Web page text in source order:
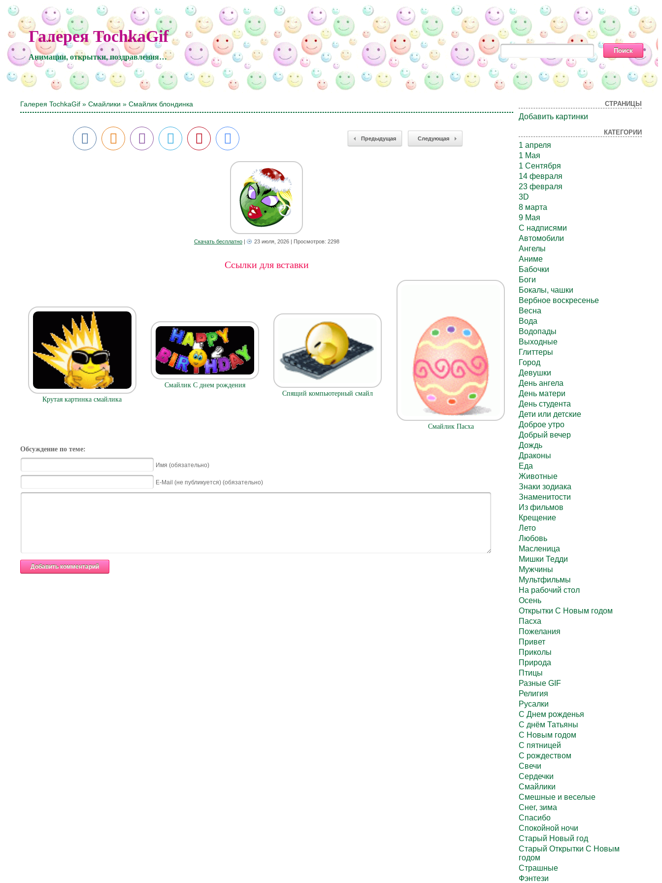
Галерея TochkaGif
Анимации, открытки, поздравления…
Галерея TochkaGif »Смайлики » Смайлик блондинка
Предыдущая Следующая
Скачать бесплатно| 23 июля, 2026| Просмотров: 2298
Ссылки для вставки
Крутая картинка смайлика
Смайлик С днем рождения
Спящий компьютерный смайл
Смайлик Пасха
Обсуждение по теме:
Имя (обязательно)
E-Mail (не публикуется) (обязательно)
СТРАНИЦЫ
Добавить картинки
КАТЕГОРИИ
1 апреля
1 Мая
1 Сентября
14 февраля
23 февраля
3D
8 марта
9 Мая
C надписями
Автомобили
Ангелы
Аниме
Бабочки
Боги
Бокалы, чашки
Вербное воскресенье
Весна
Вода
Водопады
Выходные
Глиттеры
Город
Девушки
День ангела
День матери
День студента
Дети или детские
Доброе утро
Добрый вечер
Дождь
Драконы
Еда
Животные
Знаки зодиака
Знаменитости
Из фильмов
Крещение
Лето
Любовь
Масленица
Мишки Тедди
Мужчины
Мультфильмы
На рабочий стол
Осень
Открытки С Новым годом
Пасха
Пожелания
Привет
Приколы
Природа
Птицы
Разные GIF
Религия
Русалки
С Днем рожденья
С днём Татьяны
С Новым годом
С пятницей
С рождеством
Свечи
Сердечки
Смайлики
Смешные и веселые
Снег, зима
Спасибо
Спокойной ночи
Старый Новый год
Старый Открытки С Новым
годом
Страшные
Фэнтези